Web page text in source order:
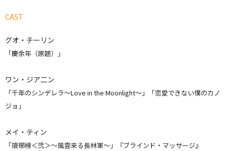
CAST
グオ・チーリン
「慶余年（原題）」
ワン・ジア二ン
「千年のシンデレラ～Love in the Moonlight～」「恋愛できない僕のカノ
ジョ」
メイ・ティン
「琅琊榜＜弐＞～風雲来る長林軍～」『ブラインド・マッサージ』